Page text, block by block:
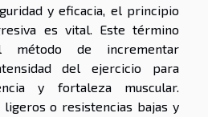
y eficacia, el principio
es vital. Este término
método de incrementar
del ejercicio para
y fortaleza muscular.
ligeros o resistencias bajas y